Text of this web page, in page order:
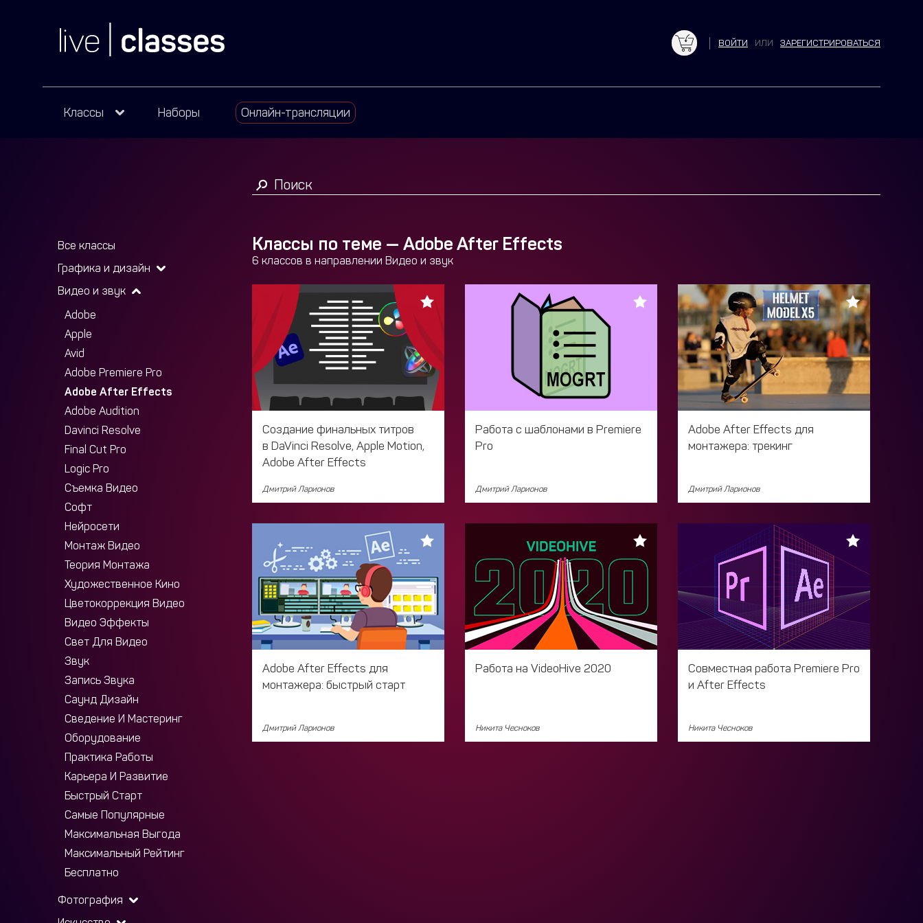
ВОЙТИ ИЛИ ЗАРЕГИСТРИРОВАТЬСЯ
Классы Наборы Онлайн-трансляции
Все классы
Графика и дизайн
Видео и звук
Adobe
Apple
Avid
Adobe Premiere Pro
Adobe After Effects
Adobe Audition
Davinci Resolve
Final Cut Pro
Logic Pro
Съемка Видео
Софт
Нейросети
Монтаж Видео
Теория Монтажа
Художественное Кино
Цветокоррекция Видео
Видео Эффекты
Свет Для Видео
Звук
Запись Звука
Саунд Дизайн
Сведение И Мастеринг
Оборудование
Практика Работы
Карьера И Развитие
Быстрый Старт
Самые Популярные
Максимальная Выгода
Максимальный Рейтинг
Бесплатно
Фотография
Классы по теме — Adobe After Effects
6 классов в направлении Видео и звук
Создание финальных титров
в DaVinci Resolve, Apple Motion,
Adobe After Effects
Дмитрий Ларионов
Работа с шаблонами в Premiere
Pro
Дмитрий Ларионов
Adobe After Effects для
монтажера: трекинг
Дмитрий Ларионов
Adobe After Effects для
монтажера: быстрый старт
Дмитрий Ларионов
Работа на VideoHive 2020
Никита Чесноков
Совместная работа Premiere Pro
и After Effects
Никита Чесноков